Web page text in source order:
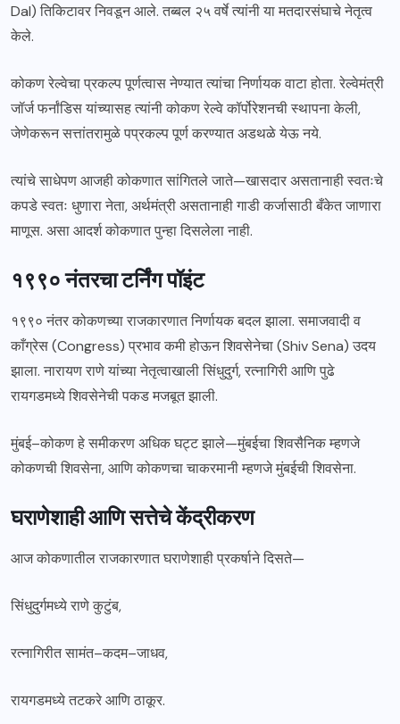
Dal) तिकिटावर निवडून आले. तब्बल २५ वर्षे त्यांनी या मतदारसंघाचे नेतृत्व
केले.
कोकण रेल्वेचा प्रकल्प पूर्णत्वास नेण्यात त्यांचा निर्णायक वाटा होता. रेल्वेमंत्री
जॉर्ज फर्नांडिस यांच्यासह त्यांनी कोकण रेल्वे कॉर्पोरेशनची स्थापना केली,
जेणेकरून सत्तांतरामुळे पप्रकल्प पूर्ण करण्यात अडथळे येऊ नये.
त्यांचे साधेपण आजही कोकणात सांगितले जाते—खासदार असतानाही स्वतःचे
कपडे स्वतः धुणारा नेता, अर्थमंत्री असतानाही गाडी कर्जासाठी बँकेत जाणारा
माणूस. असा आदर्श कोकणात पुन्हा दिसलेला नाही.
१९९० नंतरचा टर्निंग पॉइंट
१९९० नंतर कोकणच्या राजकारणात निर्णायक बदल झाला. समाजवादी व
काँग्रेस (Congress) प्रभाव कमी होऊन शिवसेनेचा (Shiv Sena) उदय
झाला. नारायण राणे यांच्या नेतृत्वाखाली सिंधुदुर्ग, रत्नागिरी आणि पुढे
रायगडमध्ये शिवसेनेची पकड मजबूत झाली.
मुंबई–कोकण हे समीकरण अधिक घट्ट झाले—मुंबईचा शिवसैनिक म्हणजे
कोकणची शिवसेना, आणि कोकणचा चाकरमानी म्हणजे मुंबईची शिवसेना.
घराणेशाही आणि सत्तेचे केंद्रीकरण
आज कोकणातील राजकारणात घराणेशाही प्रकर्षाने दिसते—
सिंधुदुर्गमध्ये राणे कुटुंब,
रत्नागिरीत सामंत–कदम–जाधव,
रायगडमध्ये तटकरे आणि ठाकूर.